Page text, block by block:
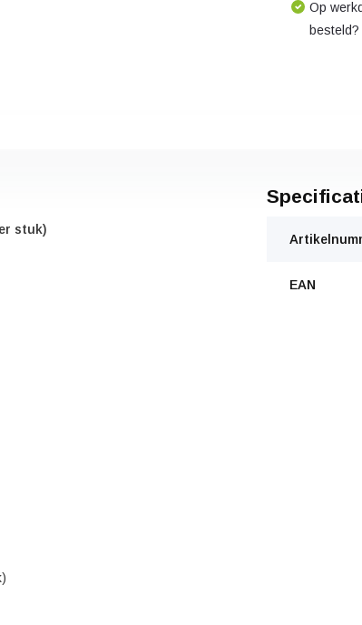
Op
stuk)
EAN